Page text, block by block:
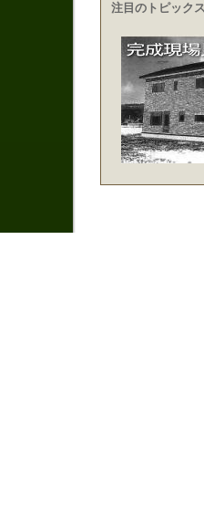
注目のトピック